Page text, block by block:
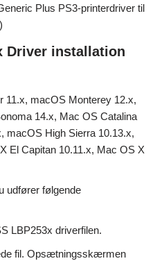
Plus PS3-printerdriver til
Driver installation
11.x, macOS Monterey 12.x,
14.x, Mac OS Catalina
macOS High Sierra 10.13.x,
El Capitan 10.11.x, Mac OS X
udfører følgende
LBP253x driverfilen.
fil. Opsætningsskærmen